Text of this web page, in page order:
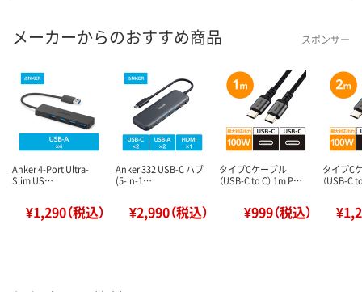
メーカーからのおすすめ商品 スポンサー
Anker 4-Port Ultra-
Slim US…
¥1,290（税込）
Anker 332 USB-C ハブ
(5-in-1…
¥2,990（税込）
タイプCケーブル
（USB-C to C） 1m P…
¥999（税込）
タイプC
（USB-C